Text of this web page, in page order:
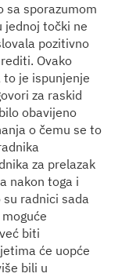
sa sporazumom
jednoj točki ne
pozitivno
Ovako
to je ispunjenje
za raskid
obavijeno
o čemu se to
za prelazak
nakon toga i
radnici sada
biti
će uopće
bili u